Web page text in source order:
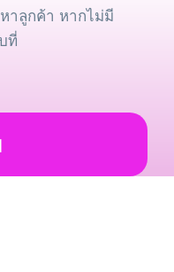
าลูกค้า หากไม่มี
ที่